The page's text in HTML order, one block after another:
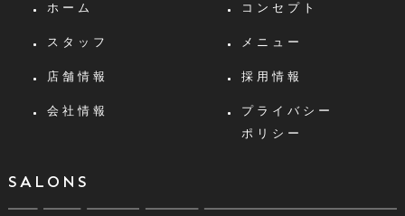
ホーム コンセプト
スタッフ メニュー
店舗情報 採用情報
会社情報
プライバシー
ポリシー
SALONS